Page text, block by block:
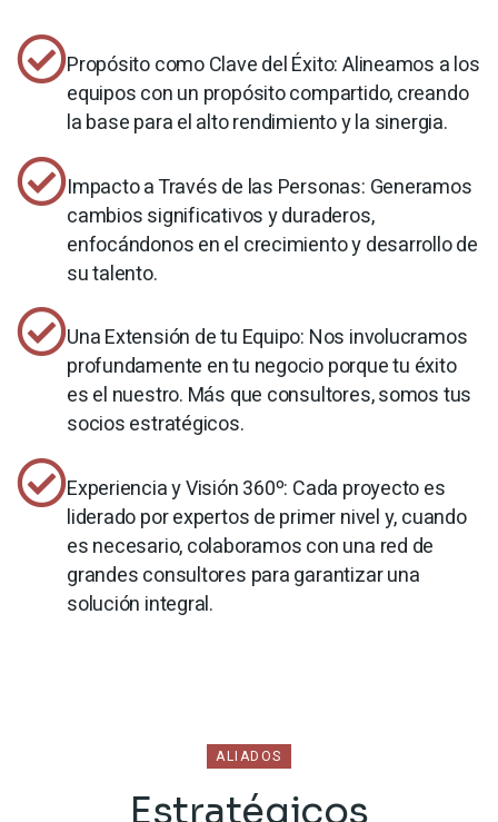
Propósito como Clave del Éxito: Alineamos a los
equipos con un propósito compartido, creando
la base para el alto rendimiento y la sinergia.
Impacto a Través de las Personas: Generamos
cambios significativos y duraderos,
enfocándonos en el crecimiento y desarrollo de
su talento.
Una Extensión de tu Equipo: Nos involucramos
profundamente en tu negocio porque tu éxito
es el nuestro. Más que consultores, somos tus
socios estratégicos.
Experiencia y Visión 360º: Cada proyecto es
liderado por expertos de primer nivel y, cuando
es necesario, colaboramos con una red de
grandes consultores para garantizar una
solución integral.
ALIADOS
Estratégicos